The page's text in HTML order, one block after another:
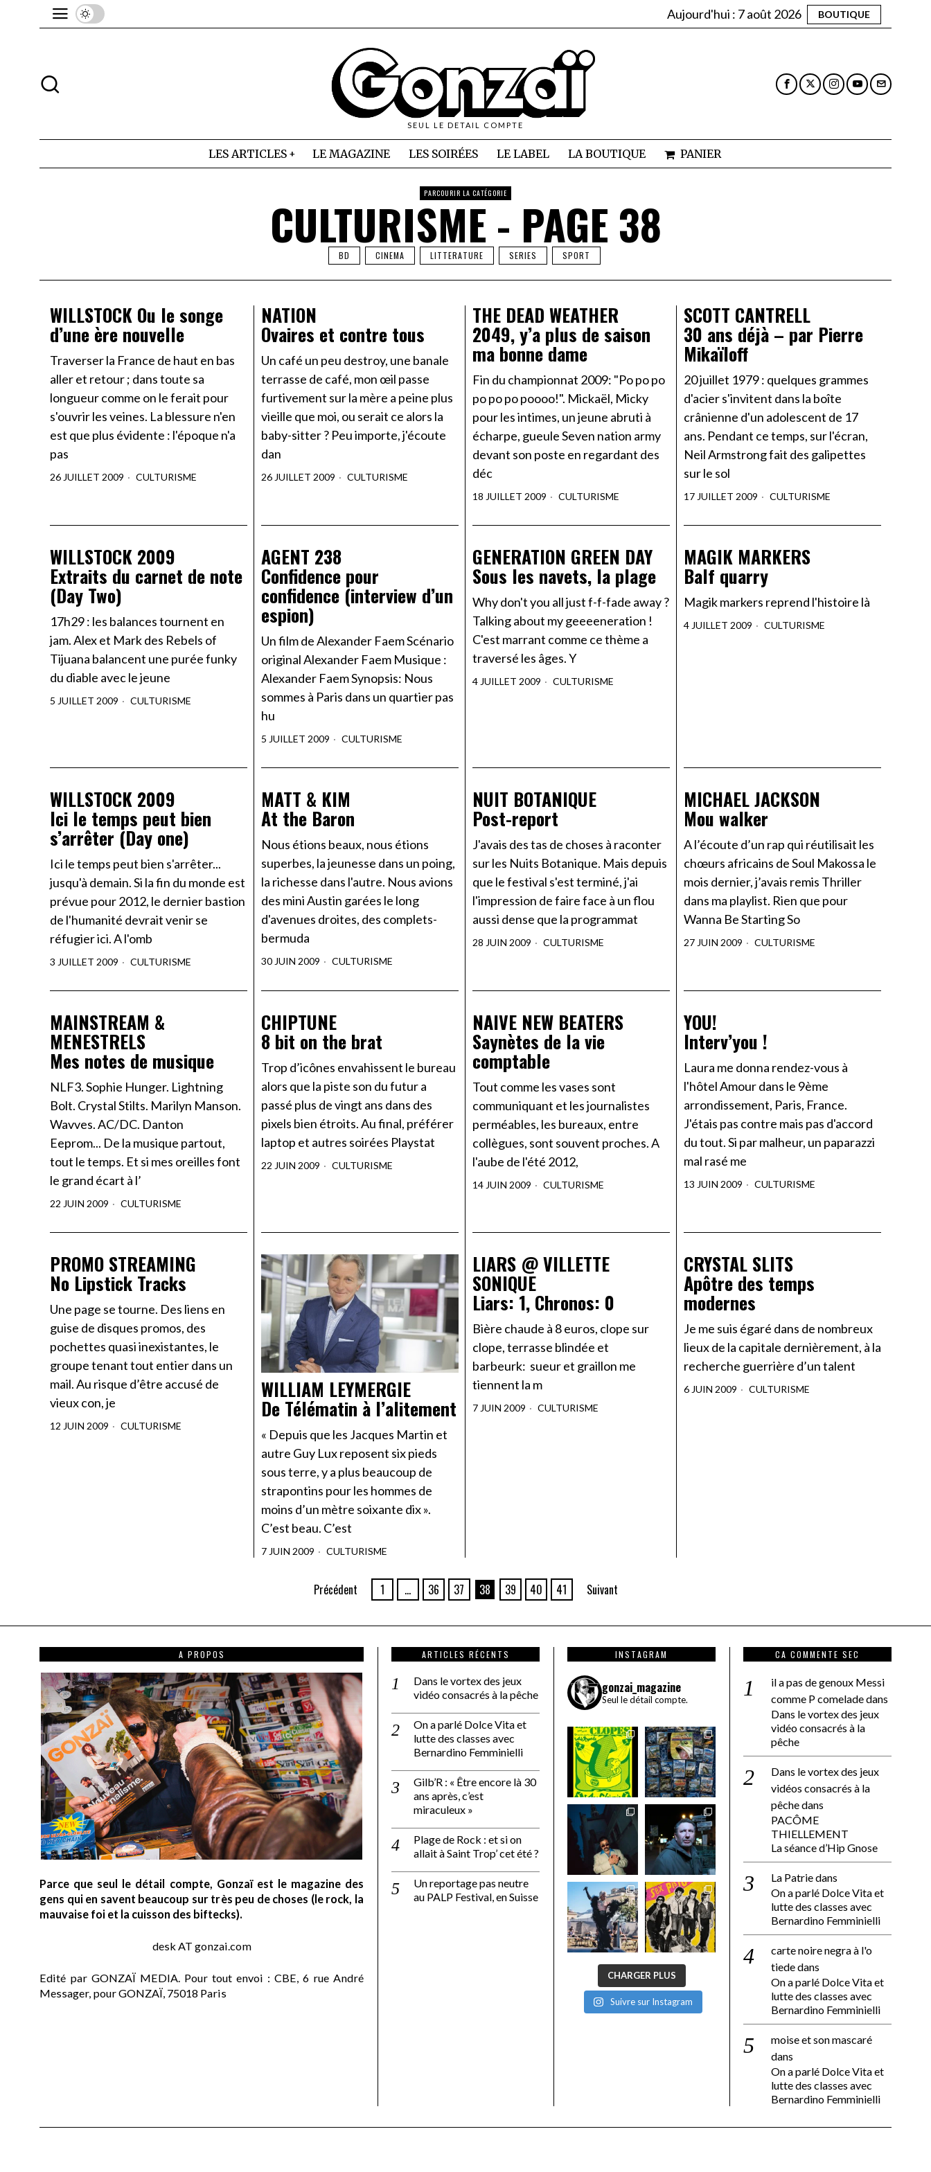
Aujourd'hui : 7 août 2026 BOUTIQUE
SEUL LE DETAIL COMPTE
LES ARTICLES LE MAGAZINE LES SOIRÉES LE LABEL LA BOUTIQUE PANIER
PARCOURIR LA CATÉGORIE
CULTURISME - PAGE 38
BD CINEMA LITTERATURE SERIES SPORT
WILLSTOCK Ou le songe
d’une ère nouvelle
Traverser la France de haut en bas
aller et retour ; dans toute sa
longueur comme on le ferait pour
s'ouvrir les veines. La blessure n'en
est que plus évidente : l'époque n'a
pas
26 JUILLET 2009 CULTURISME
NATION
Ovaires et contre tous
Un café un peu destroy, une banale
terrasse de café, mon œil passe
furtivement sur la mère a peine plus
vieille que moi, ou serait ce alors la
baby-sitter ? Peu importe, j'écoute
dan
26 JUILLET 2009 CULTURISME
THE DEAD WEATHER
2049, y’a plus de saison
ma bonne dame
Fin du championnat 2009: "Po po po
po po po poooo!". Mickaël, Micky
pour les intimes, un jeune abruti à
écharpe, gueule Seven nation army
devant son poste en regardant des
déc
18 JUILLET 2009 CULTURISME
SCOTT CANTRELL
30 ans déjà – par Pierre
Mikaïloff
20 juillet 1979 : quelques grammes
d'acier s'invitent dans la boîte
crânienne d'un adolescent de 17
ans. Pendant ce temps, sur l'écran,
Neil Armstrong fait des galipettes
sur le sol
17 JUILLET 2009 CULTURISME
WILLSTOCK 2009
Extraits du carnet de note
(Day Two)
17h29 : les balances tournent en
jam. Alex et Mark des Rebels of
Tijuana balancent une purée funky
du diable avec le jeune
5 JUILLET 2009 CULTURISME
AGENT 238
Confidence pour
confidence (interview d’un
espion)
Un film de Alexander Faem Scénario
original Alexander Faem Musique :
Alexander Faem Synopsis: Nous
sommes à Paris dans un quartier pas
hu
5 JUILLET 2009 CULTURISME
GENERATION GREEN DAY
Sous les navets, la plage
Why don't you all just f-f-fade away ?
Talking about my geeeeneration !
C'est marrant comme ce thème a
traversé les âges. Y
4 JUILLET 2009 CULTURISME
MAGIK MARKERS
Balf quarry
Magik markers reprend l'histoire là
4 JUILLET 2009 CULTURISME
WILLSTOCK 2009
Ici le temps peut bien
s’arrêter (Day one)
Ici le temps peut bien s'arrêter...
jusqu'à demain. Si la fin du monde est
prévue pour 2012, le dernier bastion
de l'humanité devrait venir se
réfugier ici. A l'omb
3 JUILLET 2009 CULTURISME
MATT & KIM
At the Baron
Nous étions beaux, nous étions
superbes, la jeunesse dans un poing,
la richesse dans l'autre. Nous avions
des mini Austin garées le long
d'avenues droites, des complets-
bermuda
30 JUIN 2009 CULTURISME
NUIT BOTANIQUE
Post-report
J'avais des tas de choses à raconter
sur les Nuits Botanique. Mais depuis
que le festival s'est terminé, j'ai
l'impression de faire face à un flou
aussi dense que la programmat
28 JUIN 2009 CULTURISME
MICHAEL JACKSON
Mou walker
A l’écoute d’un rap qui réutilisait les
chœurs africains de Soul Makossa le
mois dernier, j’avais remis Thriller
dans ma playlist. Rien que pour
Wanna Be Starting So
27 JUIN 2009 CULTURISME
MAINSTREAM &
MENESTRELS
Mes notes de musique
NLF3. Sophie Hunger. Lightning
Bolt. Crystal Stilts. Marilyn Manson.
Wavves. AC/DC. Danton
Eeprom... De la musique partout,
tout le temps. Et si mes oreilles font
le grand écart à l’
22 JUIN 2009 CULTURISME
CHIPTUNE
8 bit on the brat
Trop d’icônes envahissent le bureau
alors que la piste son du futur a
passé plus de vingt ans dans des
pixels bien étroits. Au final, préférer
laptop et autres soirées Playstat
22 JUIN 2009 CULTURISME
NAIVE NEW BEATERS
Saynètes de la vie
comptable
Tout comme les vases sont
communiquant et les journalistes
perméables, les bureaux, entre
collègues, sont souvent proches. A
l'aube de l'été 2012,
14 JUIN 2009 CULTURISME
YOU!
Interv’you !
Laura me donna rendez-vous à
l'hôtel Amour dans le 9ème
arrondissement, Paris, France.
J'étais pas contre mais pas d'accord
du tout. Si par malheur, un paparazzi
mal rasé me
13 JUIN 2009 CULTURISME
PROMO STREAMING
No Lipstick Tracks
Une page se tourne. Des liens en
guise de disques promos, des
pochettes quasi inexistantes, le
groupe tenant tout entier dans un
mail. Au risque d’être accusé de
vieux con, je
12 JUIN 2009 CULTURISME
WILLIAM LEYMERGIE
De Télématin à l’alitement
« Depuis que les Jacques Martin et
autre Guy Lux reposent six pieds
sous terre, y a plus beaucoup de
strapontins pour les hommes de
moins d’un mètre soixante dix ».
C’est beau. C’est
7 JUIN 2009 CULTURISME
LIARS @ VILLETTE
SONIQUE
Liars: 1, Chronos: 0
Bière chaude à 8 euros, clope sur
clope, terrasse blindée et
barbeurk: sueur et graillon me
tiennent la m
7 JUIN 2009 CULTURISME
CRYSTAL SLITS
Apôtre des temps
modernes
Je me suis égaré dans de nombreux
lieux de la capitale dernièrement, à la
recherche guerrière d’un talent
6 JUIN 2009 CULTURISME
Précédent 1 … 36 37 38 39 40 41 Suivant
A PROPOS
Parce que seul le détail compte, Gonzaï est le magazine des
gens qui en savent beaucoup sur très peu de choses (le rock, la
mauvaise foi et la cuisson des biftecks).
desk AT gonzai.com
Edité par GONZAÏ MEDIA. Pour tout envoi : CBE, 6 rue André
Messager, pour GONZAÏ, 75018 Paris
ARTICLES RÉCENTS
Dans le vortex des jeux
vidéo consacrés à la pêche
On a parlé Dolce Vita et
lutte des classes avec
Bernardino Femminielli
Gilb’R : « Être encore là 30
ans après, c’est
miraculeux »
Plage de Rock : et si on
allait à Saint Trop’ cet été ?
Un reportage pas neutre
au PALP Festival, en Suisse
INSTAGRAM
gonzai_magazine
Seul le détail compte.
CHARGER PLUS
Suivre sur Instagram
CA COMMENTE SEC
il a pas de genoux Messi
comme P comeladedans
Dans le vortex des jeux
vidéo consacrés à la
pêche
Dans le vortex des jeux
vidéos consacrés à la
pêchedans
PACÔME
THIELLEMENT
La séance d’Hip Gnose
La Patriedans
On a parlé Dolce Vita et
lutte des classes avec
Bernardino Femminielli
carte noire negra à l'o
tiededans
On a parlé Dolce Vita et
lutte des classes avec
Bernardino Femminielli
moise et son mascaré
dans
On a parlé Dolce Vita et
lutte des classes avec
Bernardino Femminielli